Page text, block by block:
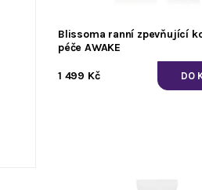
Blissoma ranní zpevňující
péče AWAKE
1 499 Kč